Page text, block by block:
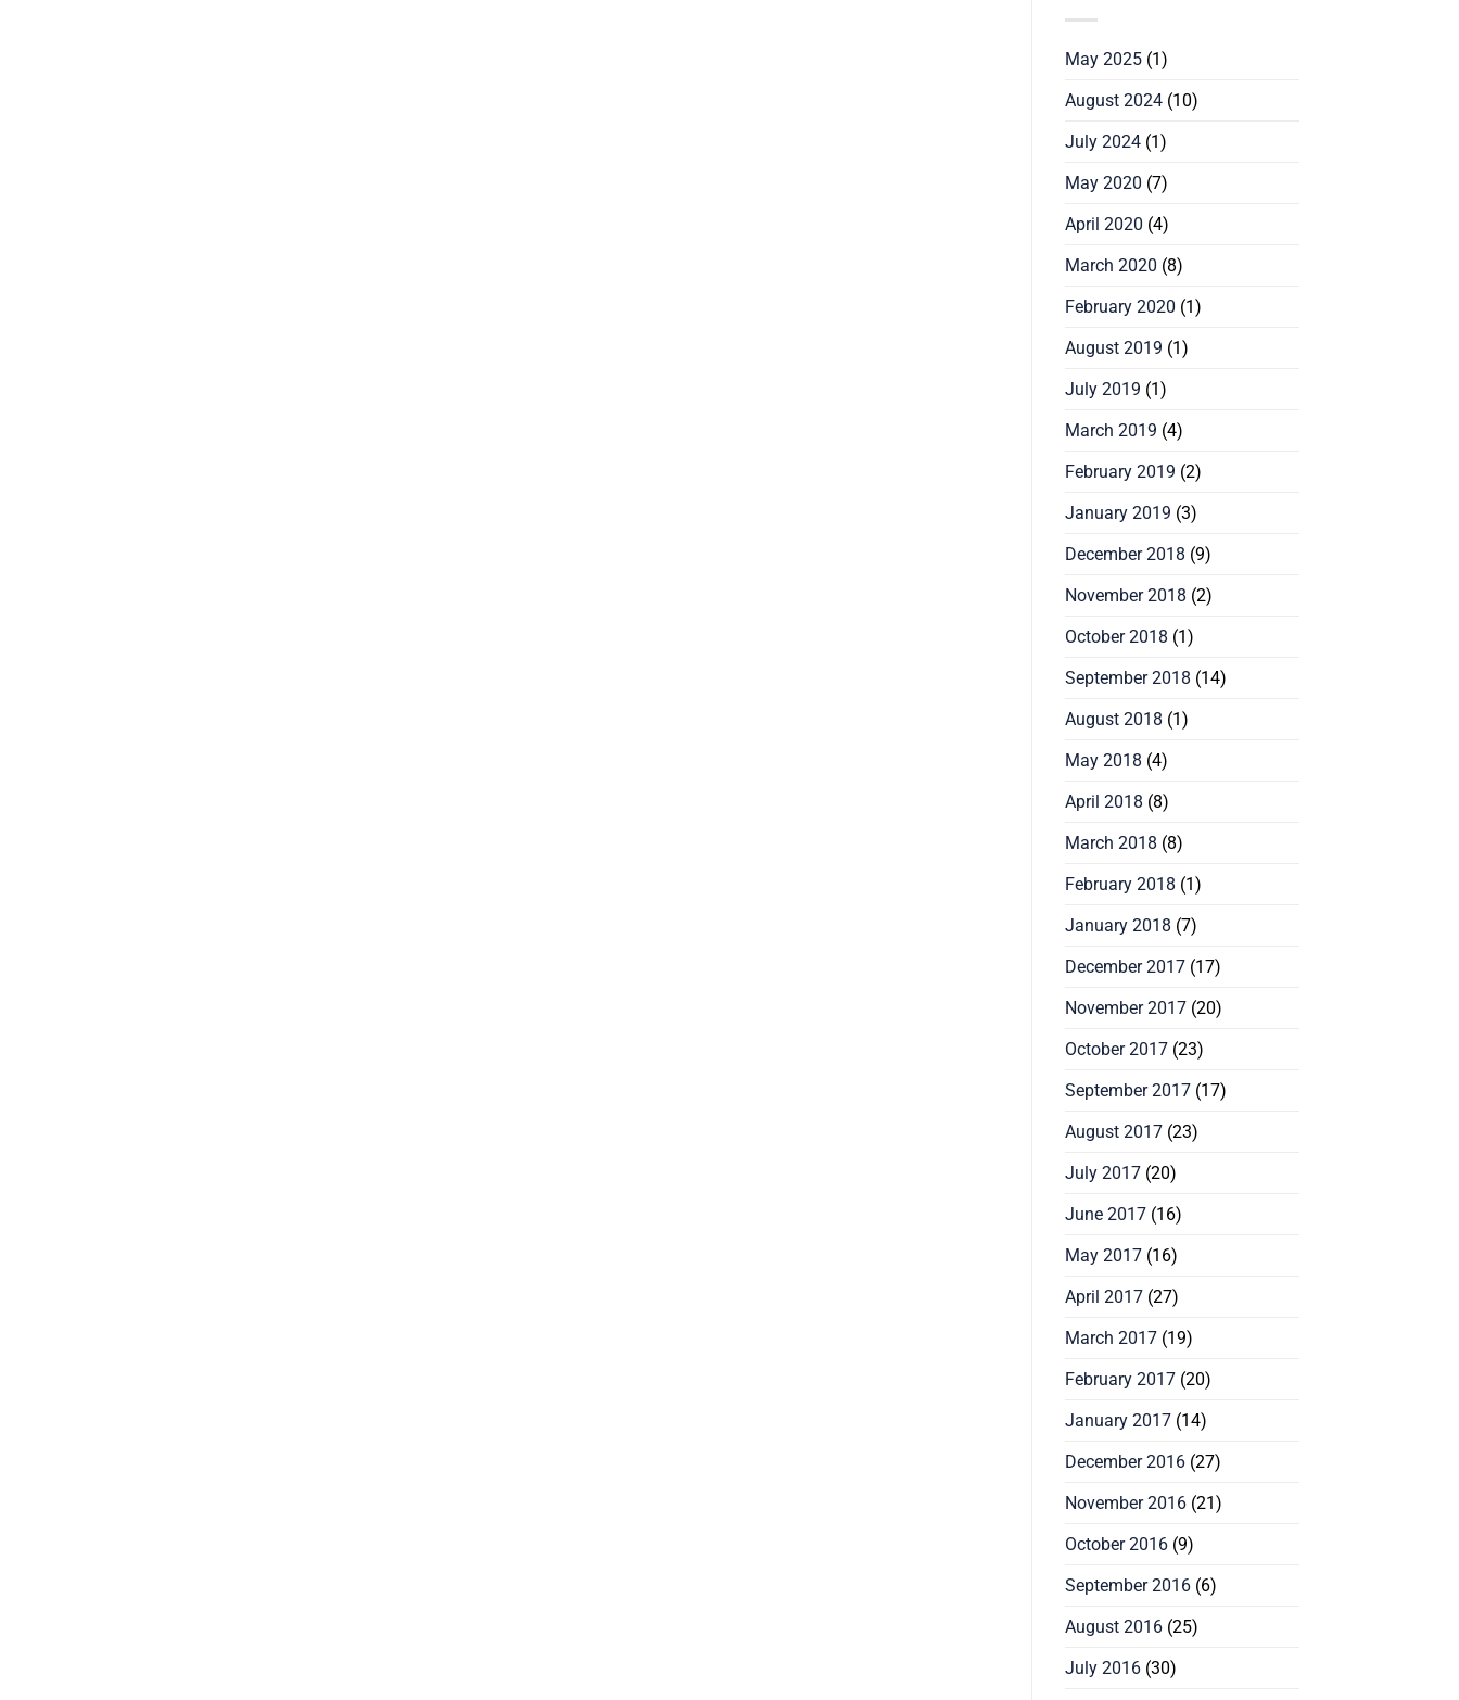
May 2025(1)
August 2024(10)
July 2024(1)
May 2020 (7)
April 2020 (4)
March 2020 (8)
February 2020 (1)
August 2019 (1)
July 2019 (1)
March 2019 (4)
February 2019 (2)
January 2019 (3)
December 2018 (9)
November 2018 (2)
October 2018 (1)
September 2018 (14)
August 2018 (1)
May 2018 (4)
April 2018 (8)
March 2018 (8)
February 2018 (1)
January 2018 (7)
December 2017(17)
November 2017(20)
October 2017(23)
September 2017(17)
August 2017(23)
July 2017(20)
June 2017(16)
May 2017(16)
April 2017(27)
March 2017(19)
February 2017(20)
January 2017(14)
December 2016(27)
November 2016(21)
October 2016(9)
September 2016(6)
August 2016(25)
July 2016(30)